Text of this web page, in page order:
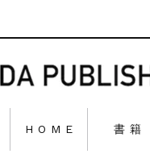
H O M E 書 籍
『F-2超入門』（関 賢太郎